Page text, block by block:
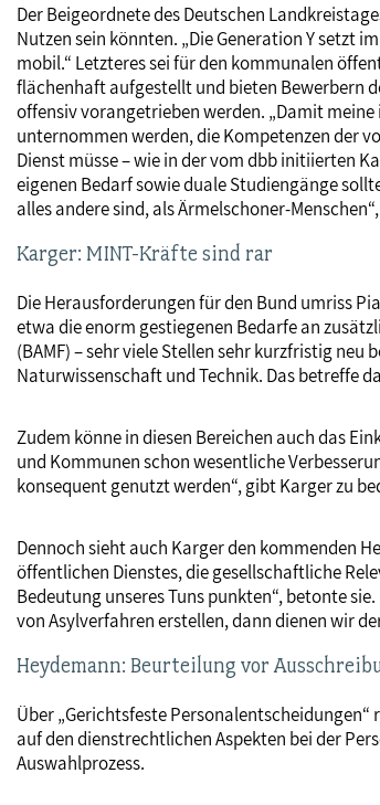
Der Beigeordnete des Deutschen
Nutzen sein könnten. „Die Generation Y setzt
mobil.“ Letzteres sei für den kommunalen
flächenhaft aufgestellt und bieten Bewerbern
offensiv vorangetrieben werden. „Damit
unternommen werden, die Kompetenzen der
Dienst müsse – wie in der vom dbb initiierten
eigenen Bedarf sowie duale Studiengänge
alles andere sind, als Ärmelschoner-
Karger: MINT-Kräfte sind rar
Die Herausforderungen für den Bund umriss
etwa die enorm gestiegenen Bedarfe an
(BAMF) – sehr viele Stellen sehr kurzfristig
Naturwissenschaft und Technik. Das betreffe
Zudem könne in diesen Bereichen auch das
und Kommunen schon wesentliche
konsequent genutzt werden“, gibt Karger zu
Dennoch sieht auch Karger den kommenden
öffentlichen Dienstes, die gesellschaftliche
Bedeutung unseres Tuns punkten“, betonte
von Asylverfahren erstellen, dann dienen wir
Heydemann: Beurteilung vor
Über „Gerichtsfeste
auf den dienstrechtlichen Aspekten bei der
Auswahlprozess.